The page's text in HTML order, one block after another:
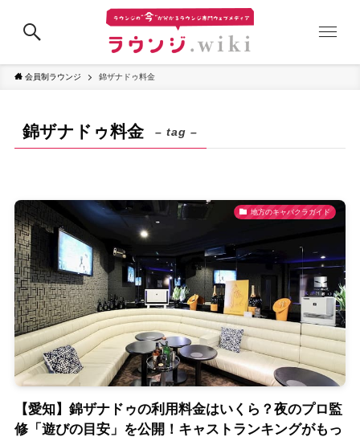
会員制ラウンジ 錦ザナドゥ料金
錦ザナドゥ料金 – tag –
地方のキャバクラガイド
【愛知】錦ザナドゥの利用料金はいくら？夜のプロ監
修「遊びの目安」を公開！キャストランキングがもっ